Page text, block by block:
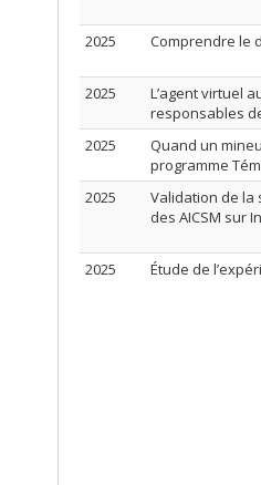
2025
Comprendre le
2025
L’agent virtuel
responsables
2025
Quand un
programme
2025
Validation de la
des AICSM sur
2025 Étude de